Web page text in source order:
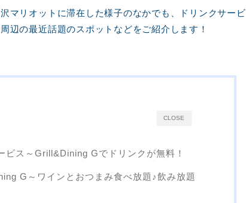
マリオットに滞在した様子のなかでも、ドリンクサービ
辺の最近話題のスポットなどをご紹介します！
CLOSE
ビス～Grill&Dining Gでドリンクが無料！
G～ワインとおつまみ食べ放題♪飲み放題